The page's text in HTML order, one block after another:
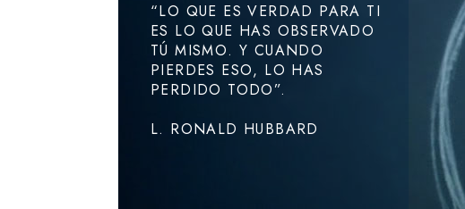
“LO QUE ES VERDAD PARA TI
ES LO QUE HAS OBSERVADO
TÚ MISMO. Y CUANDO
PIERDES ESO, LO HAS
PERDIDO TODO”.
L. RONALD HUBBARD